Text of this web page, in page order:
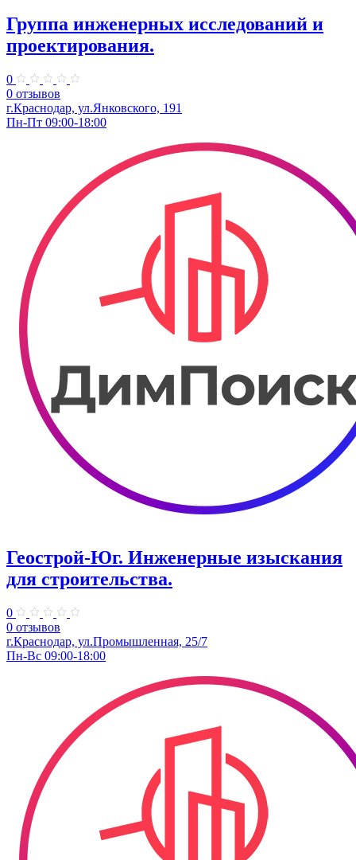
Группа инженерных исследований и
проектирования.
0
0 отзывов
г.Краснодар, ул.Янковского, 191
Пн-Пт 09:00-18:00
Геострой-Юг. Инженерные изыскания
для строительства.
0
0 отзывов
г.Краснодар, ул.Промышленная, 25/7
Пн-Вс 09:00-18:00